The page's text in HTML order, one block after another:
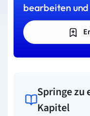
bearbeiten
Springe zu
Kapitel